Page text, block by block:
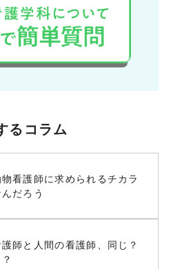
るコラム
看護師に求められるチカラ
だろう
師と人間の看護師、同じ？